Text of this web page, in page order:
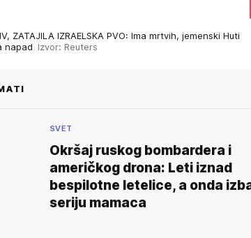
ZATAJILA IZRAELSKA PVO: Ima mrtvih, jemenski Huti
napad Izvor: Reuters
SVET
Okršaj ruskog bombardera i
američkog drona: Leti iznad
bespilotne letelice, a onda
seriju mamaca